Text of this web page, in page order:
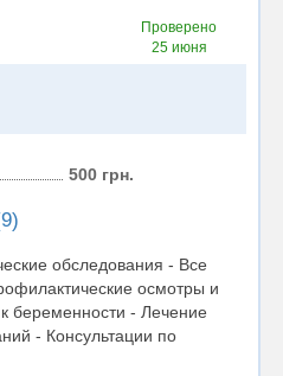
Проверено
25 июня
500 грн.
обследования - Все
осмотры и
беременности - Лечение
- Консультации по